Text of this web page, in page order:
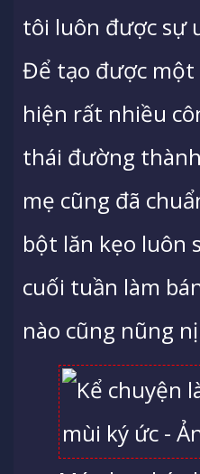
tôi luôn được sự
Để tạo được một
hiện rất nhiều
thái đường
mẹ cũng đã
bột lăn kẹo luôn
cuối tuần làm
nào cũng nũng